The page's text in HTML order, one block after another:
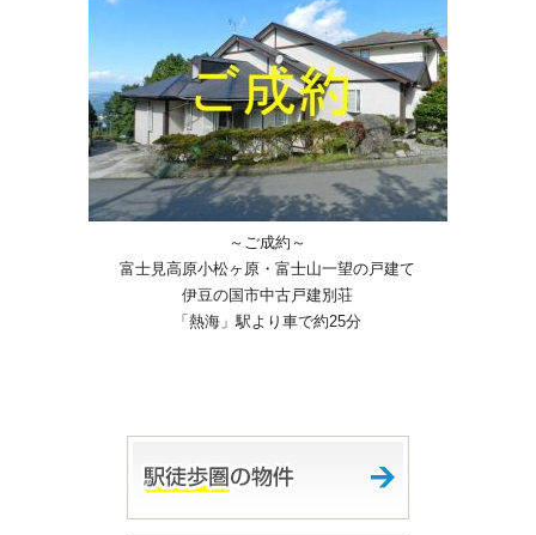
～ご成約～
富士見高原小松ヶ原・富士山一望の戸建て
伊豆の国市中古戸建別荘
「熱海」駅より車で約25分